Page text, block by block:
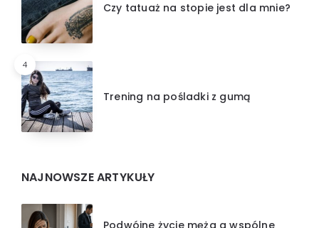
Czy tatuaż na stopie jest dla mnie?
4
Trening na pośladki z gumą
NAJNOWSZE ARTYKUŁY
Podwójne życie męża a wspólne